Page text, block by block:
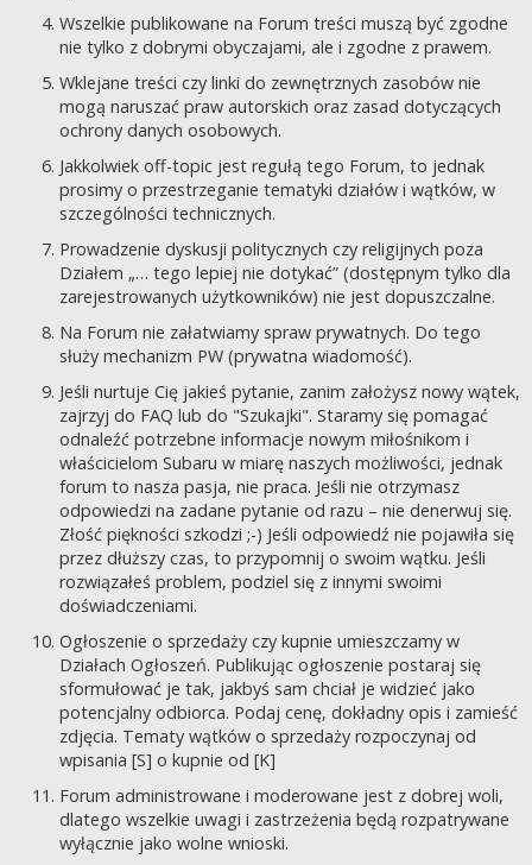
Wszelkie publikowane na Forum treści muszą być zgodne
nie tylko z dobrymi obyczajami, ale i zgodne z prawem.
Wklejane treści czy linki do zewnętrznych zasobów nie
mogą naruszać praw autorskich oraz zasad dotyczących
ochrony danych osobowych.
Jakkolwiek off-topic jest regułą tego Forum, to jednak
prosimy o przestrzeganie tematyki działów i wątków, w
szczególności technicznych.
Prowadzenie dyskusji politycznych czy religijnych poza
Działem „… tego lepiej nie dotykać” (dostępnym tylko dla
zarejestrowanych użytkowników) nie jest dopuszczalne.
Na Forum nie załatwiamy spraw prywatnych. Do tego
służy mechanizm PW (prywatna wiadomość).
Jeśli nurtuje Cię jakieś pytanie, zanim założysz nowy wątek,
zajrzyj do FAQ lub do "Szukajki". Staramy się pomagać
odnaleźć potrzebne informacje nowym miłośnikom i
właścicielom Subaru w miarę naszych możliwości, jednak
forum to nasza pasja, nie praca. Jeśli nie otrzymasz
odpowiedzi na zadane pytanie od razu – nie denerwuj się.
Złość piękności szkodzi ;-) Jeśli odpowiedź nie pojawiła się
przez dłuższy czas, to przypomnij o swoim wątku. Jeśli
rozwiązałeś problem, podziel się z innymi swoimi
doświadczeniami.
Ogłoszenie o sprzedaży czy kupnie umieszczamy w
Działach Ogłoszeń. Publikując ogłoszenie postaraj się
sformułować je tak, jakbyś sam chciał je widzieć jako
potencjalny odbiorca. Podaj cenę, dokładny opis i zamieść
zdjęcia. Tematy wątków o sprzedaży rozpoczynaj od
wpisania [S] o kupnie od [K]
Forum administrowane i moderowane jest z dobrej woli,
dlatego wszelkie uwagi i zastrzeżenia będą rozpatrywane
wyłącznie jako wolne wnioski.